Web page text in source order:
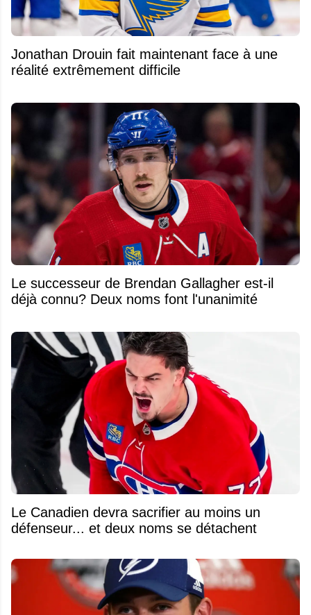
Jonathan Drouin fait maintenant face à une
réalité extrêmement difficile
Le successeur de Brendan Gallagher est-il
déjà connu? Deux noms font l'unanimité
Le Canadien devra sacrifier au moins un
défenseur... et deux noms se détachent